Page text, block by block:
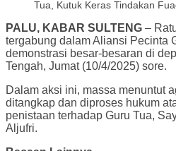
Tua, Kutuk Keras Tindakan
PALU, KABAR SULTENG –
tergabung dalam Aliansi Pecinta
demonstrasi besar-besaran di
Tengah, Jumat (10/4/2025) sore.
Dalam aksi ini, massa menuntut
ditangkap dan diproses hukum
penistaan terhadap Guru Tua,
Aljufri.